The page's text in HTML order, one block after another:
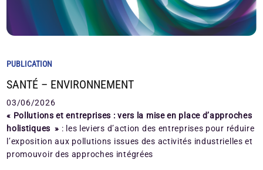
PUBLICATION
SANTÉ – ENVIRONNEMENT
03/06/2026
« Pollutions et entreprises : vers la mise en place d’approches
holistiques » : les leviers d’action des entreprises pour réduire
l’exposition aux pollutions issues des activités industrielles et
promouvoir des approches intégrées